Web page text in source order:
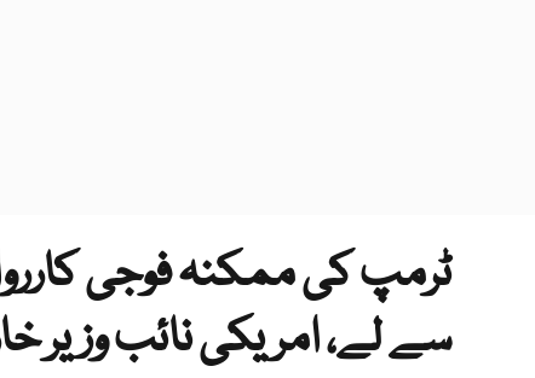
ٹرمپ کی ممکنہ فوجی
سے لے، امریکی نائب وزیر